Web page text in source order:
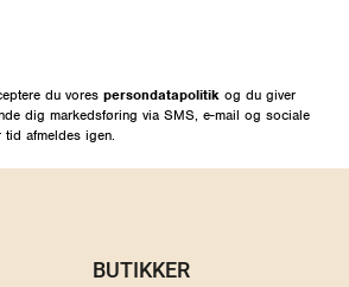
du vores persondatapolitik og du giver
dig markedsføring via SMS, e-mail og sociale
tid afmeldes igen.
BUTIKKER